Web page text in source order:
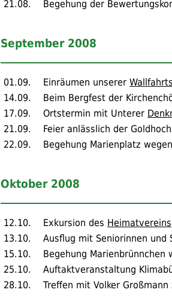
21.08.
Begehung der
September 2008
01.09. Einräumen unserer
14.09.
Beim Bergfest der
17.09.
Ortstermin mit Unterer
21.09.
Feier anlässlich der
22.09.
Begehung Marienplatz
Oktober 2008
12.10. Exkursion des Heimatvereins
13.10.
Ausflug mit Seniorinnen und
15.10.
Begehung
25.10.
Auftaktveranstaltung
28.10.
Treffen mit Volker